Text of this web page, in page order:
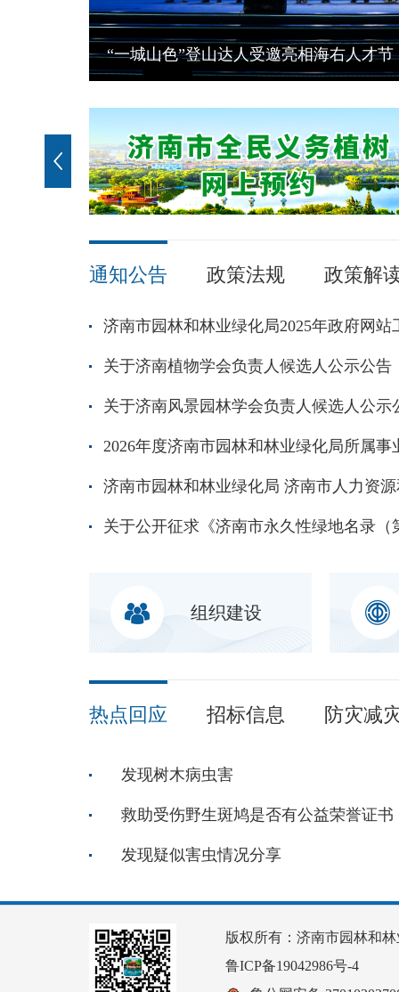
泉城夏韵 繁花逐光！济南公园赏花打卡
通知公告 政策法规 政策解
济南市园林和林业绿化局2025年政府网站
关于济南植物学会负责人候选人公示公告
关于济南风景园林学会负责人候选人公示
组织建设
热点回应 招标信息 防灾减
发现树木病虫害
救助受伤野生斑鸠是否有公益荣誉证书
发现疑似害虫情况分享
版权所有：济南市园林和
鲁ICP备19042986号-4